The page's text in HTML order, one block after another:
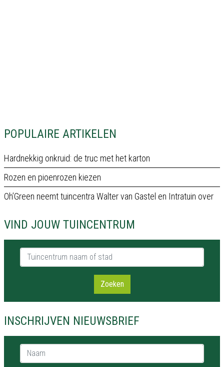
POPULAIRE ARTIKELEN
Hardnekkig onkruid: de truc met het karton
Rozen en pioenrozen kiezen
Oh’Green neemt tuincentra Walter van Gastel en Intratuin over
VIND JOUW TUINCENTRUM
Tuincentrum naam of stad
Zoeken
INSCHRIJVEN NIEUWSBRIEF
Naam *